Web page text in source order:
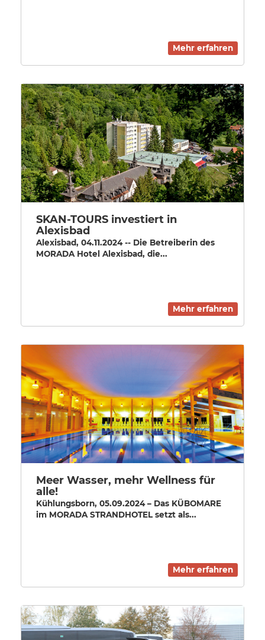
Mehr erfahren
SKAN-TOURS investiert in
Alexisbad
Alexisbad, 04.11.2024 -- Die Betreiberin des
MORADA Hotel Alexisbad, die...
Mehr erfahren
Meer Wasser, mehr Wellness für
alle!
Kühlungsborn, 05.09.2024 – Das KÜBOMARE
im MORADA STRANDHOTEL setzt als...
Mehr erfahren